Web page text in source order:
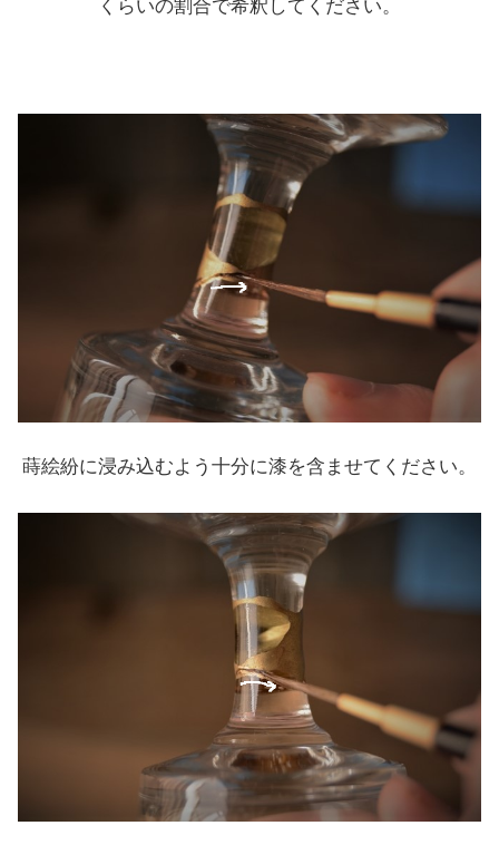
くらいの割合で希釈してください。
蒔絵紛に浸み込むよう十分に漆を含ませてください。